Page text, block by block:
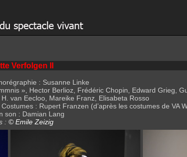
Verfolgen II
: Susanne Linke
», Hector Berlioz, Frédéric Chopin, Edward Grieg,
van Eecloo, Mareike Franz, Elisabeta Rosso
: Rupert Franzen (d’après les costumes de VA
son : Damian Lang
: © Emile Zeizig